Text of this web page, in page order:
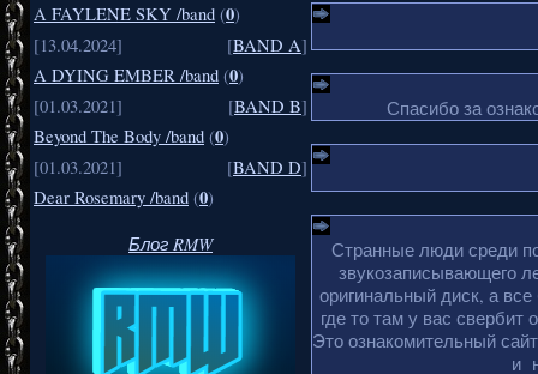
A FAYLENE SKY /band (0)
[13.04.2024]
[BAND A]
A DYING EMBER /band (0)
[01.03.2021]
[BAND B]
Beyond The Body /band (0)
[01.03.2021]
[BAND D]
Dear Rosemary /band (0)
Блог RMW
Спасибо за
Странные люди среди
звукозаписывающего
оригинальный диск, а
где то там у вас свербит
Это ознакомительный
и